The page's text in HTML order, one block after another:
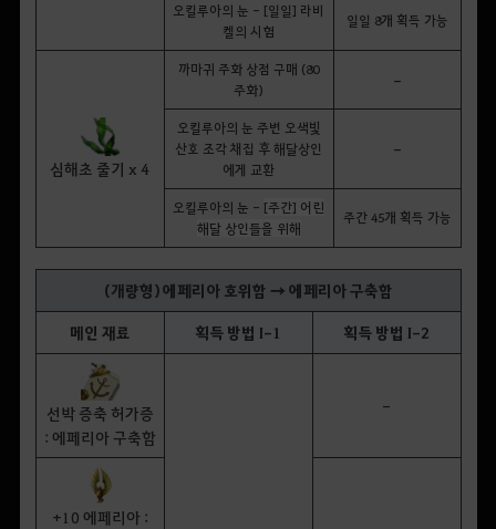
오킬루아의 눈 - [일일] 라비
켈의 시험
일일 8개 획득 가능
심해초 줄기 x 4
까마귀 주화 상점 구매 (80
주화)
-
오킬루아의 눈 주변 오색빛
산호 조각 채집 후 해달상인
에게 교환
-
오킬루아의 눈 - [주간] 어린
해달 상인들을 위해
주간 45개 획득 가능
(개량형) 에페리아 호위함 → 에페리아 구축함
메인 재료
획득 방법 I-1 획득 방법 I-2
선박 증축 허가증
: 에페리아 구축함
-
+10 에페리아 :